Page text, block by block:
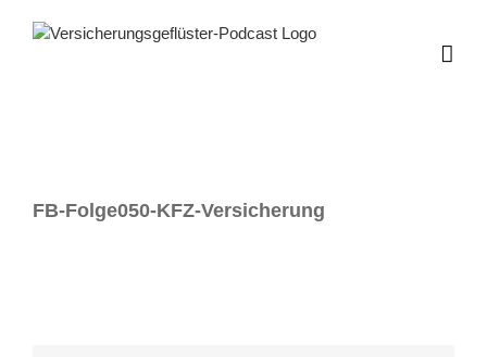
Inhalt
FB-Folge050-KFZ-Versicherung